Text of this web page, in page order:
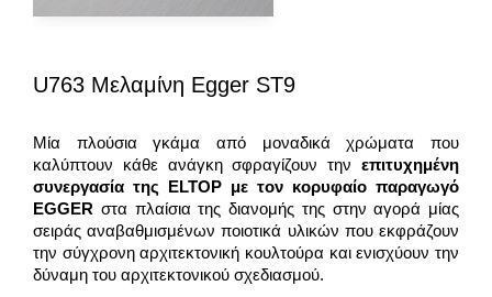
U763 Μελαμίνη Egger ST9
Μία πλούσια γκάμα από μοναδικά χρώματα που
καλύπτουν κάθε ανάγκη σφραγίζουν την επιτυχημένη
συνεργασία της ELTOP με τον κορυφαίο παραγωγό
EGGER στα πλαίσια της διανομής της στην αγορά μίας
σειράς αναβαθμισμένων ποιοτικά υλικών που εκφράζουν
την σύγχρονη αρχιτεκτονική κουλτούρα και ενισχύουν την
δύναμη του αρχιτεκτονικού σχεδιασμού.